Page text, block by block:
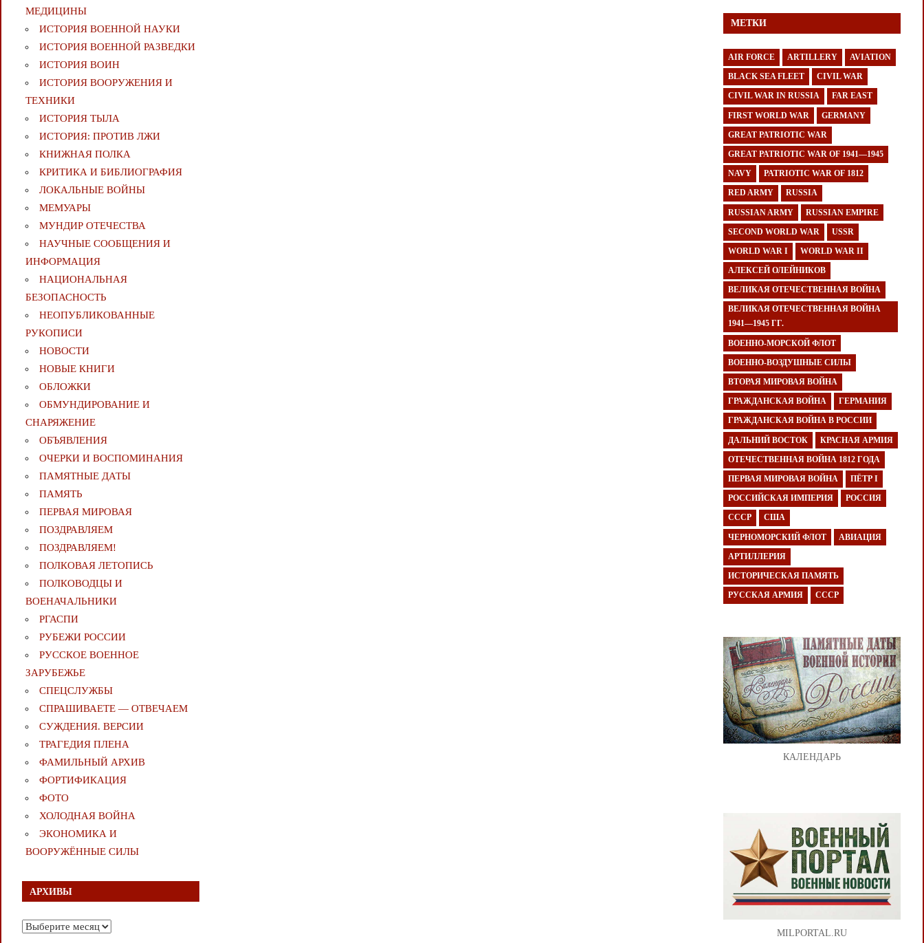
МЕДИЦИНЫ
ИСТОРИЯ ВОЕННОЙ НАУКИ
ИСТОРИЯ ВОЕННОЙ РАЗВЕДКИ
ИСТОРИЯ ВОИН
ИСТОРИЯ ВООРУЖЕНИЯ И
ТЕХНИКИ
ИСТОРИЯ ТЫЛА
ИСТОРИЯ: ПРОТИВ ЛЖИ
КНИЖНАЯ ПОЛКА
КРИТИКА И БИБЛИОГРАФИЯ
ЛОКАЛЬНЫЕ ВОЙНЫ
МЕМУАРЫ
МУНДИР ОТЕЧЕСТВА
НАУЧНЫЕ СООБЩЕНИЯ И
ИНФОРМАЦИЯ
НАЦИОНАЛЬНАЯ
БЕЗОПАСНОСТЬ
НЕОПУБЛИКОВАННЫЕ
РУКОПИСИ
НОВОСТИ
НОВЫЕ КНИГИ
ОБЛОЖКИ
ОБМУНДИРОВАНИЕ И
СНАРЯЖЕНИЕ
ОБЪЯВЛЕНИЯ
ОЧЕРКИ И ВОСПОМИНАНИЯ
ПАМЯТНЫЕ ДАТЫ
ПАМЯТЬ
ПЕРВАЯ МИРОВАЯ
ПОЗДРАВЛЯЕМ
ПОЗДРАВЛЯЕМ!
ПОЛКОВАЯ ЛЕТОПИСЬ
ПОЛКОВОДЦЫ И
ВОЕНАЧАЛЬНИКИ
РГАСПИ
РУБЕЖИ РОССИИ
РУССКОЕ ВОЕННОЕ
ЗАРУБЕЖЬЕ
СПЕЦСЛУЖБЫ
СПРАШИВАЕТЕ — ОТВЕЧАЕМ
СУЖДЕНИЯ. ВЕРСИИ
ТРАГЕДИЯ ПЛЕНА
ФАМИЛЬНЫЙ АРХИВ
ФОРТИФИКАЦИЯ
ФОТО
ХОЛОДНАЯ ВОЙНА
ЭКОНОМИКА И
ВООРУЖЁННЫЕ СИЛЫ
АРХИВЫ
Архивы
МЕТКИ
AIR FORCE ARTILLERY AVIATION
BLACK SEA FLEET CIVIL WAR
CIVIL WAR IN RUSSIA FAR EAST
FIRST WORLD WAR GERMANY
GREAT PATRIOTIC WAR
GREAT PATRIOTIC WAR OF 1941—1945
NAVY PATRIOTIC WAR OF 1812
RED ARMY RUSSIA
RUSSIAN ARMY RUSSIAN EMPIRE
SECOND WORLD WAR USSR
WORLD WAR I WORLD WAR II
АЛЕКСЕЙ ОЛЕЙНИКОВ
ВЕЛИКАЯ ОТЕЧЕСТВЕННАЯ ВОЙНА
ВЕЛИКАЯ ОТЕЧЕСТВЕННАЯ ВОЙНА
1941—1945 ГГ.
ВОЕННО-МОРСКОЙ ФЛОТ
ВОЕННО-ВОЗДУШНЫЕ СИЛЫ
ВТОРАЯ МИРОВАЯ ВОЙНА
ГРАЖДАНСКАЯ ВОЙНА ГЕРМАНИЯ
ГРАЖДАНСКАЯ ВОЙНА В РОССИИ
ДАЛЬНИЙ ВОСТОК КРАСНАЯ АРМИЯ
ОТЕЧЕСТВЕННАЯ ВОЙНА 1812 ГОДА
ПЕРВАЯ МИРОВАЯ ВОЙНА ПЁТР I
РОССИЙСКАЯ ИМПЕРИЯ РОССИЯ
СССР США
ЧЕРНОМОРСКИЙ ФЛОТ АВИАЦИЯ
АРТИЛЛЕРИЯ
ИСТОРИЧЕСКАЯ ПАМЯТЬ
РУССКАЯ АРМИЯ СССР
КАЛЕНДАРЬ
MILPORTAL.RU